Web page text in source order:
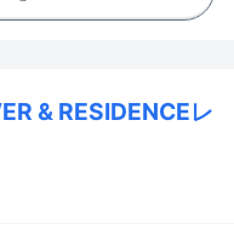
& RESIDENCEレ